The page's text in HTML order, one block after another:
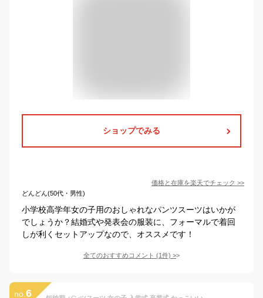
ショップでみる
価格と在庫を楽天でチェック >>
どんどん(50代・男性)
小学校高学年女の子用のおしゃれなパンツスーツはいかが
でしょうか？結婚式や発表会の服装に、フォーマルで着回
しが利くセットアップなので、オススメです！
全てのおすすめコメント (1件) >
no. 6